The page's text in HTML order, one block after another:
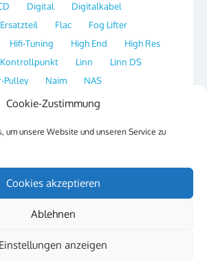
Cookie-Zustimmung
um unsere Website und unseren Service zu
Cookies akzeptieren
Ablehnen
Einstellungen anzeigen
Digital
Digitalkabel
Ersatzteil Flac
Fog Lifter
Hifi-Tuning High End
High Res
Kontrollpunkt Linn
Linn DS
Pulley Naim
NAS
OS X Plattenspieler
Streaming Switch
Synology
WordPress
Theme by Design Lab